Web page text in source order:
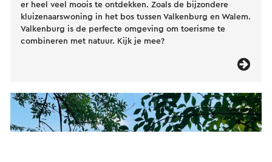
er heel veel moois te ontdekken. Zoals de bijzondere
kluizenaarswoning in het bos tussen Valkenburg en Walem.
Valkenburg is de perfecte omgeving om toerisme te
combineren met natuur. Kijk je mee?